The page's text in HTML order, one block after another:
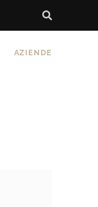
AZIENDE